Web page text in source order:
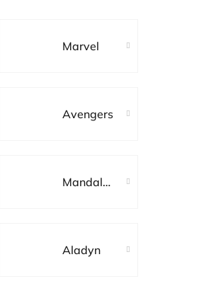
Marvel
Avengers
Mandalorian
Aladyn